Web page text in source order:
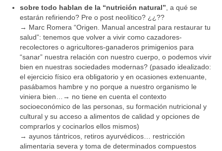
sobre todo hablan de la “nutrición natural” , a qué se
estarán refiriendo? Pre o post neolítico? ¿¿??
→ Marc Romera “Origen. Manual ancestral para restaurar tu
salud”: tenemos que volver a vivir como cazadores-
recolectores o agricultores-ganaderos primigenios para
“sanar” nuestra relación con nuestro cuerpo, o podemos vivir
bien en nuestras sociedades modernas? (pasado idealizado:
el ejercicio físico era obligatorio y en ocasiones extenuante,
pasábamos hambre y no porque a nuestro organismo le
viniera bien…→ no tiene en cuenta el contexto
socioeconómico de las personas, su formación nutricional y
cultural y su acceso a alimentos de calidad y opciones de
comprarlos y cocinarlos ellos mismos)
→ ayunos tántricos, retiros ayurvédicos… restricción
alimentaria severa y toma de determinados compuestos